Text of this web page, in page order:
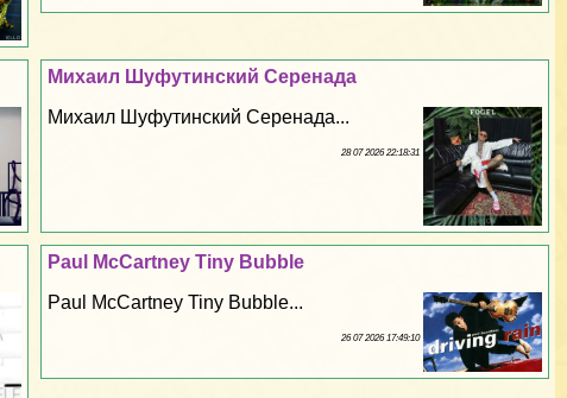
Михаил Шуфутинский Серенада
Михаил Шуфутинский Серенада...
28 07 2026 22:18:31
Paul McCartney Tiny Bubble
Paul McCartney Tiny Bubble...
26 07 2026 17:49:10